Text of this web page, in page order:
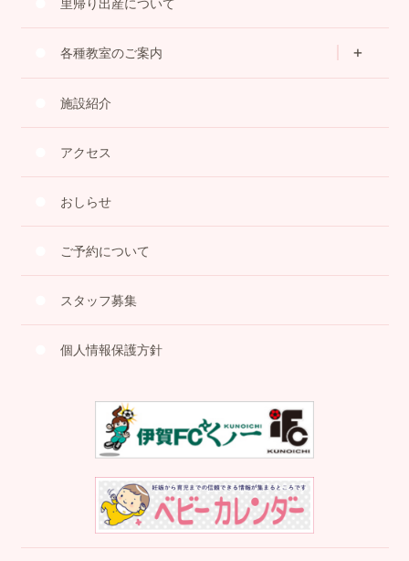
里帰り出産について
各種教室のご案内
施設紹介
アクセス
おしらせ
ご予約について
スタッフ募集
個人情報保護方針